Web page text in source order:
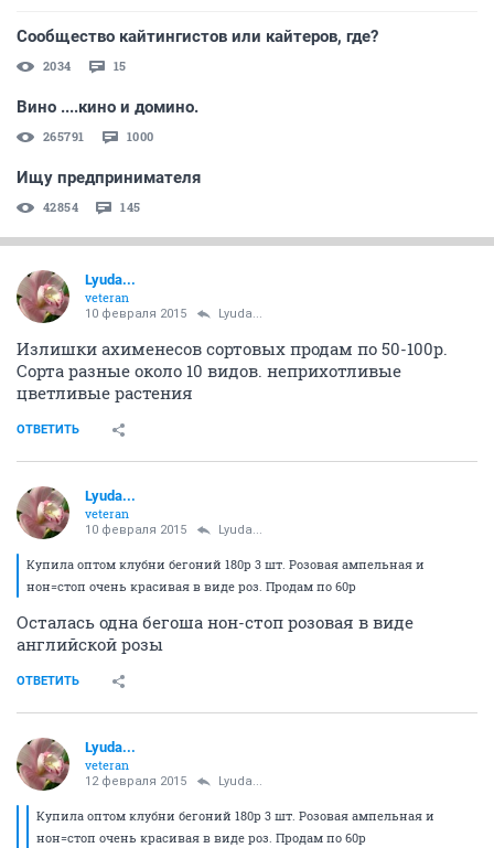
Сообщество кайтингистов или кайтеров, где?
2034 15
Вино ....кино и домино.
265791 1000
Ищу предпринимателя
42854 145
Lyuda...
veteran
10 февраля 2015 Lyuda...
Излишки ахименесов сортовых продам по 50-100р.
Сорта разные около 10 видов. неприхотливые
цветливые растения
ОТВЕТИТЬ
Lyuda...
veteran
10 февраля 2015 Lyuda...
Купила оптом клубни бегоний 180р 3 шт. Розовая ампельная и
нон=стоп очень красивая в виде роз. Продам по 60р
Осталась одна бегоша нон-стоп розовая в виде
английской розы
ОТВЕТИТЬ
Lyuda...
veteran
12 февраля 2015 Lyuda...
Купила оптом клубни бегоний 180р 3 шт. Розовая ампельная и
нон=стоп очень красивая в виде роз. Продам по 60р